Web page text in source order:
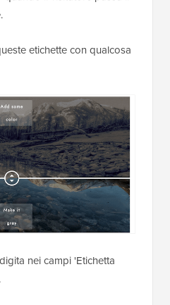
etichette con qualcosa
nei campi 'Etichetta